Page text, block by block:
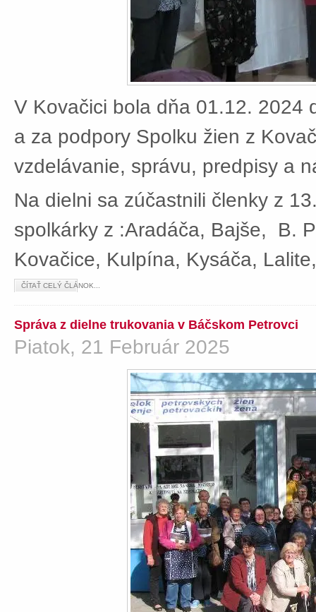
V Kovačici bola dňa 01.12. 2024
a za podpory Spolku žien z
vzdelávanie, správu, predpisy a
Na dielni sa zúčastnili členky z
spolkárky z :Aradáča, Bajše, B.
Kovačice, Kulpína, Kysáča,
ČÍTAŤ CELÝ ČLÁNOK...
Správa z dielne trukovania v Báčskom Petrovci
Piatok, 21 Február 2025